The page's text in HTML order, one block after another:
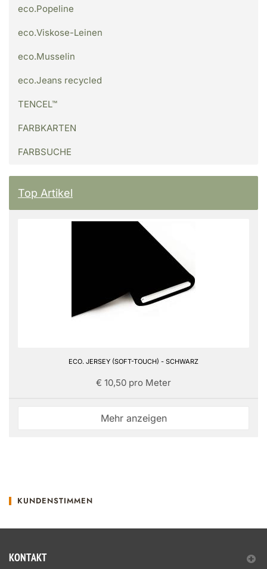
eco.Popeline
eco.Viskose-Leinen
eco.Musselin
eco.Jeans recycled
TENCEL™
FARBKARTEN
FARBSUCHE
Top Artikel
ECO. JERSEY (SOFT-TOUCH) - SCHWARZ
€ 10,50 pro Meter
Mehr anzeigen
KUNDENSTIMMEN
KONTAKT